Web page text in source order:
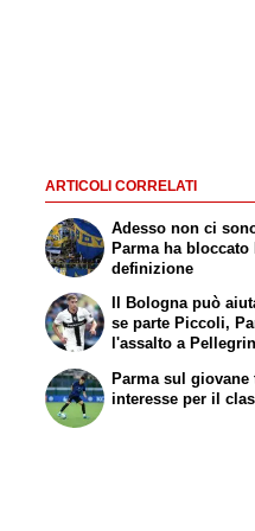
ARTICOLI CORRELATI
Adesso non ci
Parma ha
definizione
Il Bologna può
se parte Piccoli,
l'assalto a
Parma sul
interesse per il